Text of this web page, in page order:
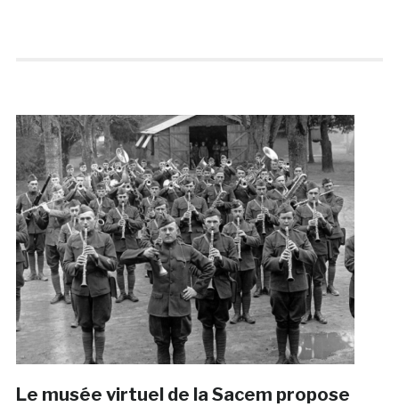
Le musée virtuel de la Sacem propose